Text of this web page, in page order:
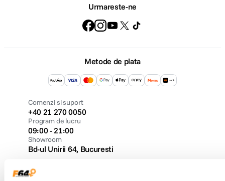
Urmareste-ne
Metode de plata
Comenzi si suport
+40 21 270 0050
Program de lucru
09:00 - 21:00
Showroom
Bd-ul Unirii 64, Bucuresti